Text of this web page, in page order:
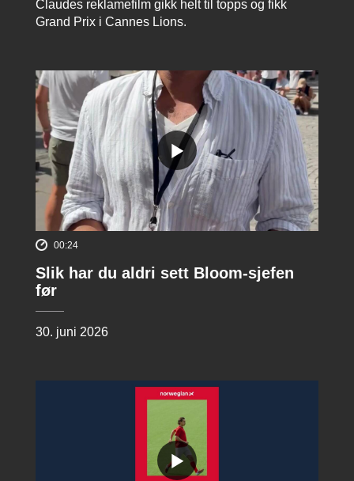
Claudes reklamefilm gikk helt til topps og fikk
Grand Prix i Cannes Lions.
00:24
Slik har du aldri sett Bloom-sjefen
før
30. juni 2026